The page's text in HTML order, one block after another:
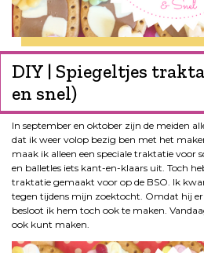
DIY | Spiegeltjes
en snel)
In september en oktober zijn de meiden
dat ik weer volop bezig ben met het
maak ik alleen een speciale traktatie voor
en balletles iets kant-en-klaars uit. Toch
traktatie gemaakt voor op de BSO. Ik
tegen tijdens mijn zoektocht. Omdat hij
besloot ik hem toch ook te maken.
ook kunt maken.